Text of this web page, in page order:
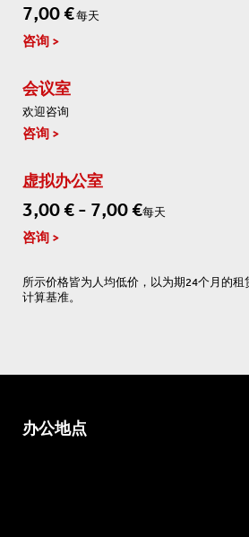
7,00 €每天
咨询
会议室
欢迎咨询
咨询
虚拟办公室
3,00 € - 7,00 €每天
咨询
所示价格皆为人均低价，以为期24个月的
计算基准。
办公地点